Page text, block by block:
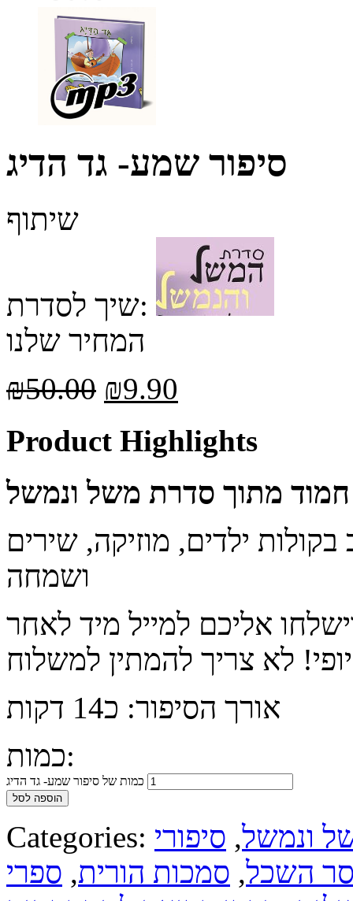
סיפור שמע- גד הדיג
שיתוף
שיך לסדרת:
המחיר שלנו
₪50.00 ₪9.90
Product Highlights
מתוך סדרת משל ונמשל
ילדים, מוזיקה, שירים
ושמחה
אליכם למייל מיד לאחר
אורך הסיפור: כ14 דקות
כמות:
כמות של סיפור שמע- גד הדיג
הוספה לסל
Categories: ונמשל, סיפורי
השכל, סמכות הורית, ספרי